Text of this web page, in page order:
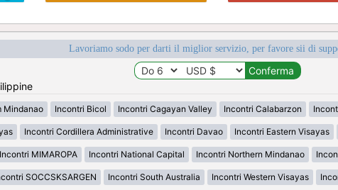
Lavoriamo sodo per darti il miglior servizio, per favore sii di
Mindanao Incontri Bicol Incontri Cagayan Valley Incontri Calabarzon
Incontri Cordillera Administrative Incontri Davao Incontri Eastern Visayas
Incontri MIMAROPA Incontri National Capital Incontri Northern Mindanao
SOCCSKSARGEN Incontri South Australia Incontri Western Visayas